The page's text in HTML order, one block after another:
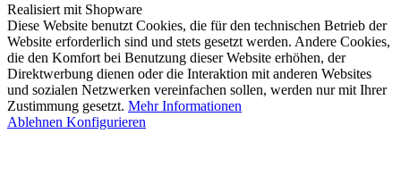
Realisiert mit Shopware
Diese Website benutzt Cookies, die für den technischen Betrieb der
Website erforderlich sind und stets gesetzt werden. Andere Cookies,
die den Komfort bei Benutzung dieser Website erhöhen, der
Direktwerbung dienen oder die Interaktion mit anderen Websites
und sozialen Netzwerken vereinfachen sollen, werden nur mit Ihrer
Zustimmung gesetzt. Mehr Informationen
Ablehnen Konfigurieren